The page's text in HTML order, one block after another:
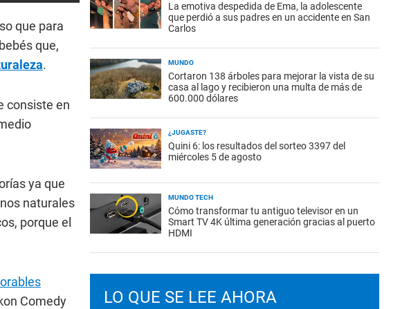
que para
bebés que,
.
consiste en
ya que
naturales
porque el
Comedy
La emotiva despedida de Ema, la adolescente
que perdió a sus padres en un accidente en San
Carlos
MUNDO
Cortaron 138 árboles para mejorar la vista de su
casa al lago y recibieron una multa de más de
600.000 dólares
¿JUGASTE?
Quini 6: los resultados del sorteo 3397 del
miércoles 5 de agosto
MUNDO TECH
Cómo transformar tu antiguo televisor en un
Smart TV 4K última generación gracias al puerto
HDMI
LO QUE SE LEE AHORA